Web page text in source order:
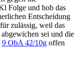
Folge und hob das
Entscheidung
zulässig, weil das
abgewichen sei und die
9 ObA 42/10g offen